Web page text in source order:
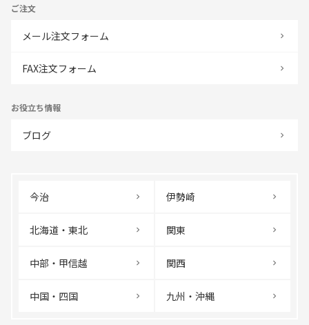
ご注文
メール注文フォーム
FAX注文フォーム
お役立ち情報
ブログ
今治 伊勢崎
北海道・東北 関東
中部・甲信越 関西
中国・四国 九州・沖縄